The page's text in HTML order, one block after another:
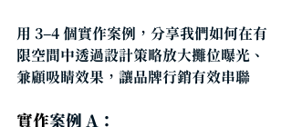
用 3–4 個實作案例，分享我們如何在有
限空間中透過設計策略放大攤位曝光、
兼顧吸睛效果，讓品牌行銷有效串聯
實作案例 A：